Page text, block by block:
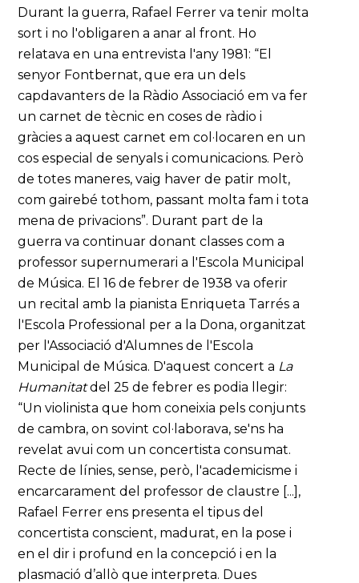
Durant la guerra, Rafael Ferrer va tenir molta
sort i no l'obligaren a anar al front. Ho
relatava en una entrevista l'any 1981: “El
senyor Fontbernat, que era un dels
capdavanters de la Ràdio Associació em va fer
un carnet de tècnic en coses de ràdio i
gràcies a aquest carnet em col·locaren en un
cos especial de senyals i comunicacions. Però
de totes maneres, vaig haver de patir molt,
com gairebé tothom, passant molta fam i tota
mena de privacions”. Durant part de la
guerra va continuar donant classes com a
professor supernumerari a l'Escola Municipal
de Música. El 16 de febrer de 1938 va oferir
un recital amb la pianista Enriqueta Tarrés a
l'Escola Professional per a la Dona, organitzat
per l'Associació d'Alumnes de l'Escola
Municipal de Música. D'aquest concert a La
Humanitatdel 25 de febrer es podia llegir:
“Un violinista que hom coneixia pels conjunts
de cambra, on sovint col·laborava, se'ns ha
revelat avui com un concertista consumat.
Recte de línies, sense, però, l'academicisme i
encarcarament del professor de claustre [...],
Rafael Ferrer ens presenta el tipus del
concertista conscient, madurat, en la pose i
en el dir i profund en la concepció i en la
plasmació d’allò que interpreta. Dues